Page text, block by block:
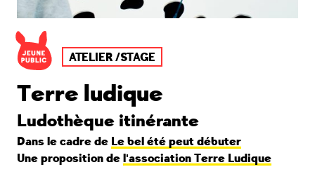
ATELIER /STAGE
Terre ludique
Ludothèque itinérante
Dans le cadre de Le bel été peut débuter
Une proposition de l'association Terre Ludique